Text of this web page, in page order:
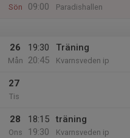
Sön
09:00
Paradishallen
26
Mån
19:30
20:45
Träning
Kvarnsveden ip
27
Tis
28
Ons
18:15
19:30
träning
Kvarnsveden ip